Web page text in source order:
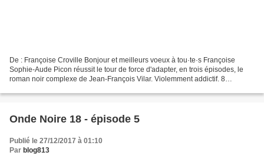
De : Françoise Croville Bonjour et meilleurs voeux à tou·te·s Françoise
Sophie-Aude Picon réussit le tour de force d'adapter, en trois épisodes, le
roman noir complexe de Jean-François Vilar. Violemment addictif. 8
Onde Noire 18 - épisode 5
Publié le 27/12/2017 à 01:10
Par blog813